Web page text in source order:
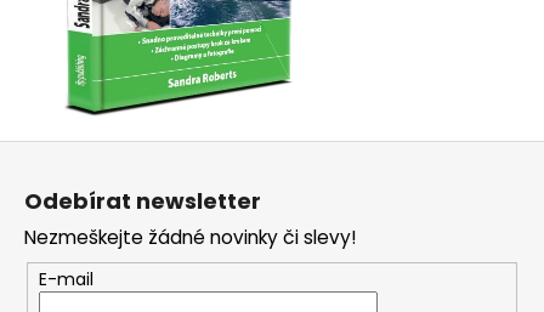
Z
Odebírat newsletter
Nezmeškejte žádné novinky či slevy!
E-mail